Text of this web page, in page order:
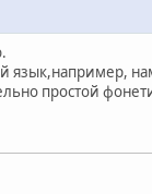
язык,например,
простой